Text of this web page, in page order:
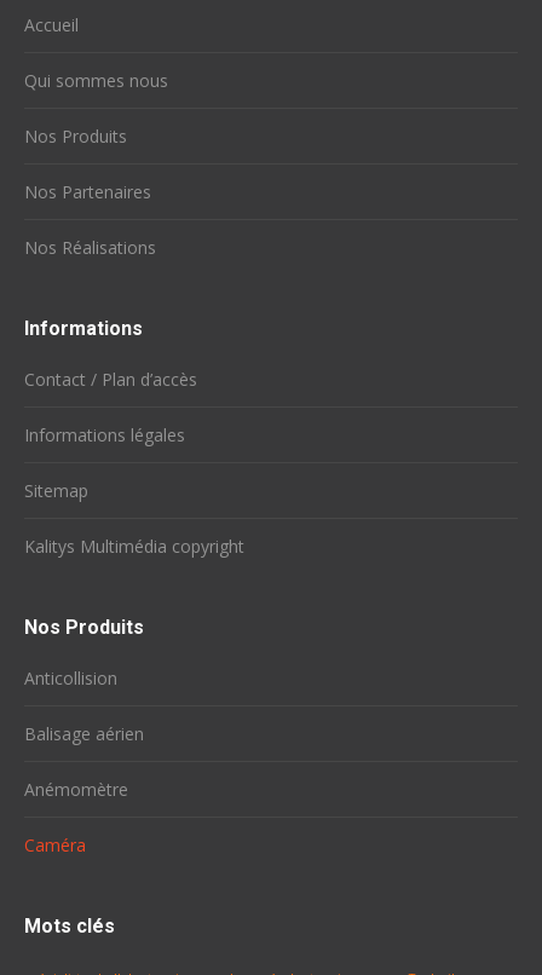
Accueil
Qui sommes nous
Nos Produits
Nos Partenaires
Nos Réalisations
Informations
Contact / Plan d’accès
Informations légales
Sitemap
Kalitys Multimédia copyright
Nos Produits
Anticollision
Balisage aérien
Anémomètre
Caméra
Mots clés